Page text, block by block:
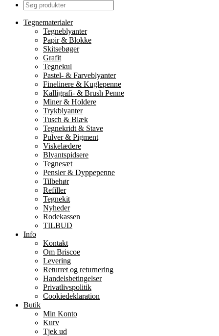
Tegnematerialer
Tegneblyanter
Papir & Blokke
Skitsebøger
Grafit
Tegnekul
Pastel- & Farveblyanter
Finelinere & Kuglepenne
Kalligrafi- & Brush Penne
Miner & Holdere
Trykblyanter
Tusch & Blæk
Tegnekridt & Stave
Pulver & Pigment
Viskelædere
Blyantspidsere
Tegnesæt
Pensler & Dyppepenne
Tilbehør
Refiller
Tegnekit
Nyheder
Rodekassen
TILBUD
Info
Kontakt
Om Briscoe
Levering
Returret og returnering
Handels­betingelser
Privatlivspolitik
Cookiedeklaration
Butik
Min Konto
Kurv
Tjek ud